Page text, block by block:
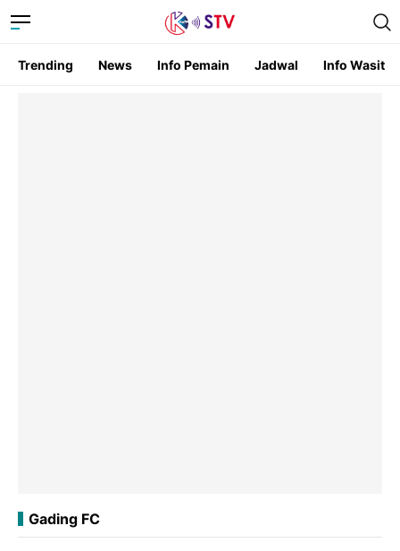
Trending News Info Pemain Jadwal Info Wasit
Gading FC